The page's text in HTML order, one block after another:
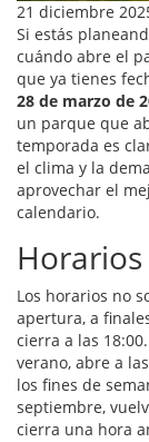
21 diciembre
Si estás
cuándo abre el
que ya tienes
28 de marzo de
un parque que
temporada es
el clima y la
aprovechar el
calendario.
Los horarios no
apertura, a
cierra a las
verano, abre a
los fines de
septiembre,
cierra una hora